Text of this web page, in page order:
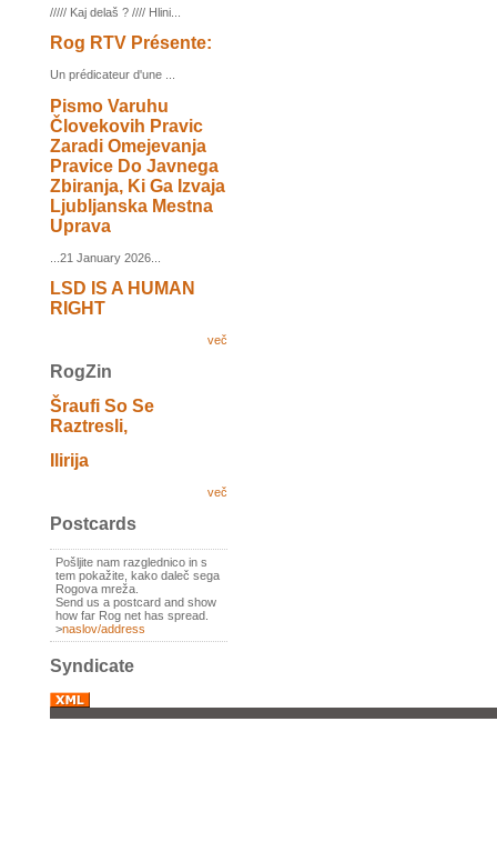
///// Kaj delaš ? //// Hlini...
Rog RTV Présente:
Un prédicateur d'une ...
Pismo Varuhu
Človekovih Pravic
Zaradi Omejevanja
Pravice Do Javnega
Zbiranja, Ki Ga Izvaja
Ljubljanska Mestna
Uprava
...21 January 2026...
LSD IS A HUMAN
RIGHT
več
RogZin
Šraufi So Se
Raztresli,
Ilirija
več
Postcards
Pošljite nam razglednico in s
tem pokažite, kako daleč sega
Rogova mreža.
Send us a postcard and show
how far Rog net has spread.
>naslov/address
Syndicate